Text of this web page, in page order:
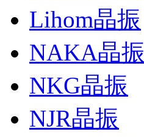
Lihom晶振
NAKA晶振
NKG晶振
NJR晶振